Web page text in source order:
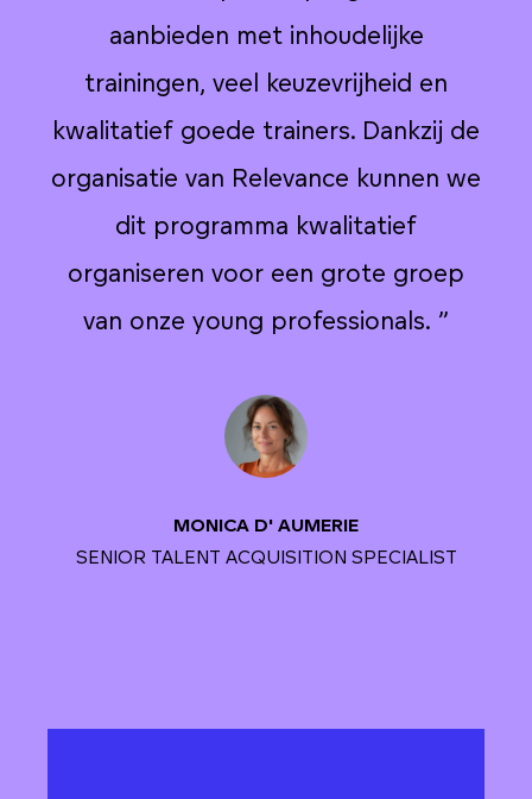
aanbieden met inhoudelijke
trainingen, veel keuzevrijheid en
kwalitatief goede trainers. Dankzij de
organisatie van Relevance kunnen we
dit programma kwalitatief
organiseren voor een grote groep
van onze young professionals. ”
MONICA D' AUMERIE
SENIOR TALENT ACQUISITION SPECIALIST